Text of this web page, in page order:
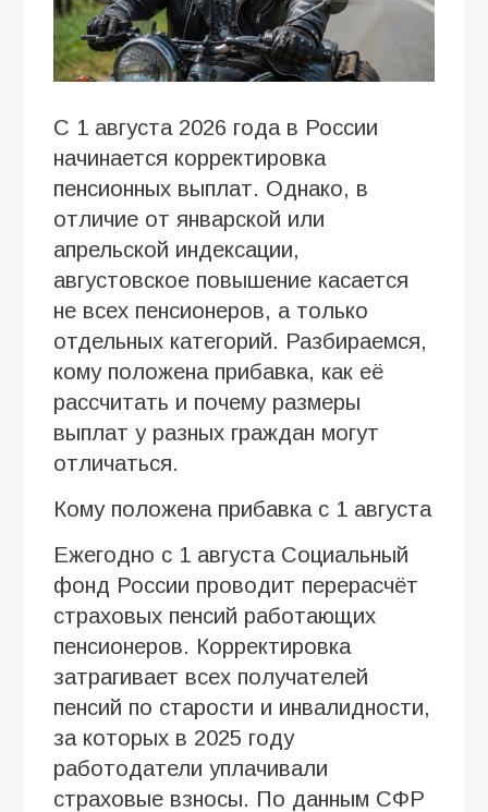
С 1 августа 2026 года в России
начинается корректировка
пенсионных выплат. Однако, в
отличие от январской или
апрельской индексации,
августовское повышение касается
не всех пенсионеров, а только
отдельных категорий. Разбираемся,
кому положена прибавка, как её
рассчитать и почему размеры
выплат у разных граждан могут
отличаться.
Кому положена прибавка с 1 августа
Ежегодно с 1 августа Социальный
фонд России проводит перерасчёт
страховых пенсий работающих
пенсионеров. Корректировка
затрагивает всех получателей
пенсий по старости и инвалидности,
за которых в 2025 году
работодатели уплачивали
страховые взносы. По данным СФР